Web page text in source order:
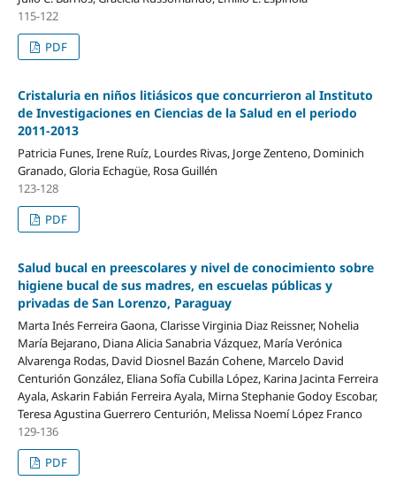
115-122
PDF
Cristaluria en niños litiásicos que concurrieron al Instituto
de Investigaciones en Ciencias de la Salud en el periodo
2011-2013
Patricia Funes, Irene Ruíz, Lourdes Rivas, Jorge Zenteno, Dominich
Granado, Gloria Echagüe, Rosa Guillén
123-128
PDF
Salud bucal en preescolares y nivel de conocimiento sobre
higiene bucal de sus madres, en escuelas públicas y
privadas de San Lorenzo, Paraguay
Marta Inés Ferreira Gaona, Clarisse Virginia Diaz Reissner, Nohelia
María Bejarano, Diana Alicia Sanabria Vázquez, María Verónica
Alvarenga Rodas, David Diosnel Bazán Cohene, Marcelo David
Centurión González, Eliana Sofía Cubilla López, Karina Jacinta Ferreira
Ayala, Askarin Fabián Ferreira Ayala, Mirna Stephanie Godoy Escobar,
Teresa Agustina Guerrero Centurión, Melissa Noemí López Franco
129-136
PDF